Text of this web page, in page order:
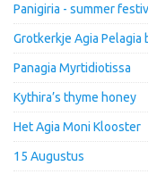
Panigiria - summer
Grotkerkje Agia Pelagia
Panagia Myrtidiotissa
Kythira’s thyme honey
Het Agia Moni Klooster
15 Augustus